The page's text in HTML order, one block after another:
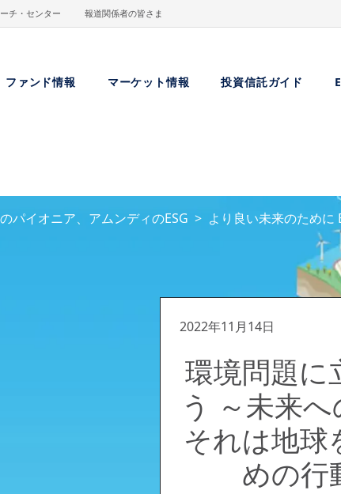
チ・センター 報道関係者の皆さま
ファンド情報 マーケット情報 投資信託ガイド
パイオニア、アムンディのESG より良い未来のために
2022年11月14日
環境問題に
う ～未来
それは地球
めの行